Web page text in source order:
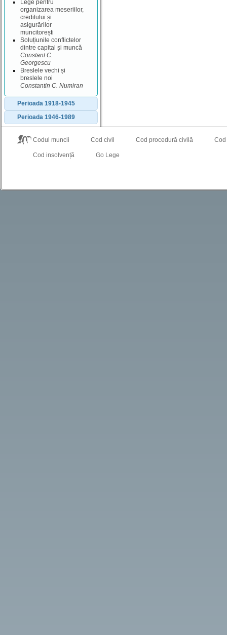
Lege pentru
organizarea meseriilor,
creditului și
asigurărilor
muncitorești
Soluțiunile conflictelor
dintre capital și muncă
Constant C.
Georgescu
Breslele vechi și
breslele noi
Constantin C. Numiran
Perioada 1918-1945
Perioada 1946-1989
Codul muncii Cod civil Cod procedură civilă
Cod insolvență Go Lege